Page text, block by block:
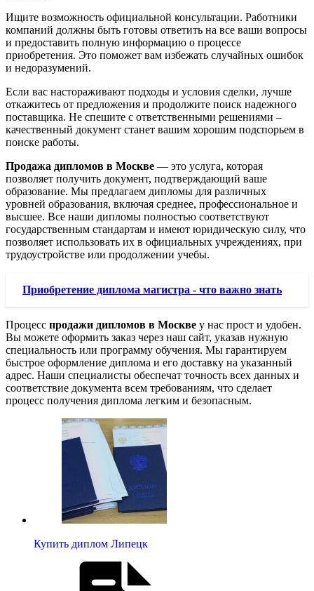
Ищите возможность официальной консультации. Работники
компаний должны быть готовы ответить на все ваши вопросы
и предоставить полную информацию о процессе
приобретения. Это поможет вам избежать случайных ошибок
и недоразумений.
Если вас настораживают подходы и условия сделки, лучше
откажитесь от предложения и продолжите поиск надежного
поставщика. Не спешите с ответственными решениями –
качественный документ станет вашим хорошим подспорьем в
поиске работы.
Продажа дипломов в Москве — это услуга, которая
позволяет получить документ, подтверждающий ваше
образование. Мы предлагаем дипломы для различных
уровней образования, включая среднее, профессиональное и
высшее. Все наши дипломы полностью соответствуют
государственным стандартам и имеют юридическую силу, что
позволяет использовать их в официальных учреждениях, при
трудоустройстве или продолжении учебы.
Приобретение диплома магистра - что важно знать
Процесс продажи дипломов в Москве у нас прост и удобен.
Вы можете оформить заказ через наш сайт, указав нужную
специальность или программу обучения. Мы гарантируем
быстрое оформление диплома и его доставку на указанный
адрес. Наши специалисты обеспечат точность всех данных и
соответствие документа всем требованиям, что сделает
процесс получения диплома легким и безопасным.
Купить диплом Липецк